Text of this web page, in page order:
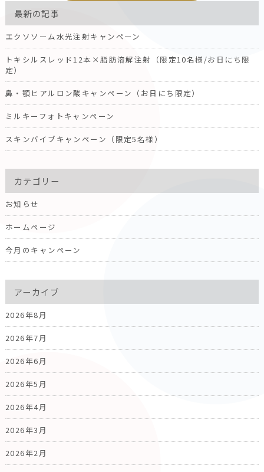
最新の記事
エクソソーム水光注射キャンペーン
トキシルスレッド12本×脂肪溶解注射（限定10名様/お日にち限
定）
鼻・顎ヒアルロン酸キャンペーン（お日にち限定）
ミルキーフォトキャンペーン
スキンバイブキャンペーン（限定5名様）
カテゴリー
お知らせ
ホームページ
今月のキャンペーン
アーカイブ
2026年8月
2026年7月
2026年6月
2026年5月
2026年4月
2026年3月
2026年2月